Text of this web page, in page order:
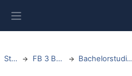
Startseite FB 3 Bauingenieurwesen Bachelorstudiengänge Bauingenieurwesen